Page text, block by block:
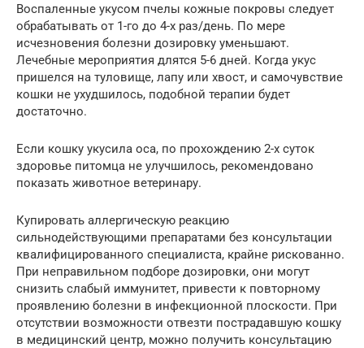
Воспаленные укусом пчелы кожные покровы следует
обрабатывать от 1-го до 4-х раз/день. По мере
исчезновения болезни дозировку уменьшают.
Лечебные мероприятия длятся 5-6 дней. Когда укус
пришелся на туловище, лапу или хвост, и самочувствие
кошки не ухудшилось, подобной терапии будет
достаточно.
Если кошку укусила оса, по прохождению 2-х суток
здоровье питомца не улучшилось, рекомендовано
показать животное ветеринару.
Купировать аллергическую реакцию
сильнодействующими препаратами без консультации
квалифицированного специалиста, крайне рискованно.
При неправильном подборе дозировки, они могут
снизить слабый иммунитет, привести к повторному
проявлению болезни в инфекционной плоскости. При
отсутствии возможности отвезти пострадавшую кошку
в медицинский центр, можно получить консультацию